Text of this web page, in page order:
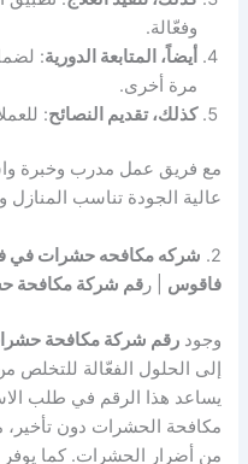
وفعّالة.
أيضاً، المتابعة الدورية:
مرة أخرى.
كذلك، تقديم النصائح:
مع فريق عمل مدرب وخبرة
عالية الجودة تناسب المنازل
2. شركه مكافحه حشرات في
فاقوس | رقم شركة مكافحة
وجودرقم شركة مكافحة
إلى الحلول الفعّالة
يساعد هذا الرقم في طلب
مكافحة الحشرات دون تأخير،
من أضرار الحشرات. كما يوفر